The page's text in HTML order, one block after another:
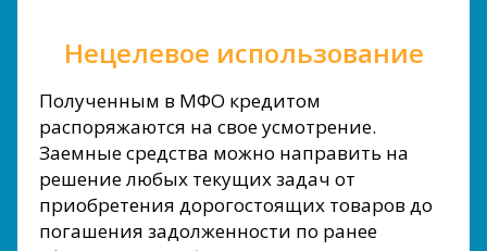
Нецелевое использование
Полученным в МФО кредитом
распоряжаются на свое усмотрение.
Заемные средства можно направить на
решение любых текущих задач от
приобретения дорогостоящих товаров до
погашения задолженности по ранее